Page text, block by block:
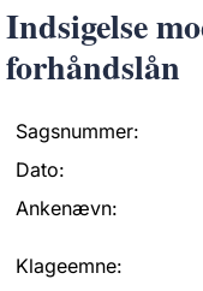
Indsigelse
forhåndslån
Sagsnummer:
Dato:
Ankenævn:
Klageemne: